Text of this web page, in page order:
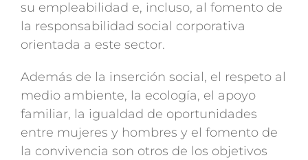
su empleabilidad e, incluso, al fomento de
la responsabilidad social corporativa
orientada a este sector.
Además de la inserción social, el respeto al
medio ambiente, la ecología, el apoyo
familiar, la igualdad de oportunidades
entre mujeres y hombres y el fomento de
la convivencia son otros de los objetivos